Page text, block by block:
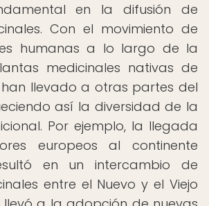
en la difusión de
Con el movimiento de
humanas a lo largo de la
medicinales nativas de
llevado a otras partes del
así la diversidad de la
Por ejemplo, la llegada
europeos al continente
en un intercambio de
entre el Nuevo y el Viejo